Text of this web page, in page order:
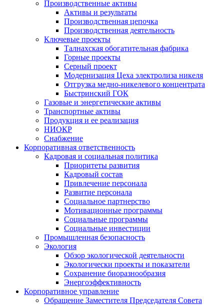
Производственные активы
Активы и результаты
Производственная цепочка
Производственная деятельность
Ключевые проекты
Талнахская обогатительная фабрика
Горные проекты
Серный проект
Модернизация Цеха электролиза никеля
Отгрузка медно-никелевого концентрата
Быстринский ГОК
Газовые и энергетические активы
Транспортные активы
Продукция и ее реализация
НИОКР
Снабжение
Корпоративная ответственность
Кадровая и социальная политика
Приоритеты развития
Кадровый состав
Привлечение персонала
Развитие персонала
Социальное партнерство
Мотивационные программы
Социальные программы
Социальные инвестиции
Промышленная безопасность
Экология
Обзор экологической деятельности
Экологически проекты и показатели
Сохранение биоразнообразия
Энергоэффективность
Корпоративное управление
Обращение Заместителя Председателя Совета